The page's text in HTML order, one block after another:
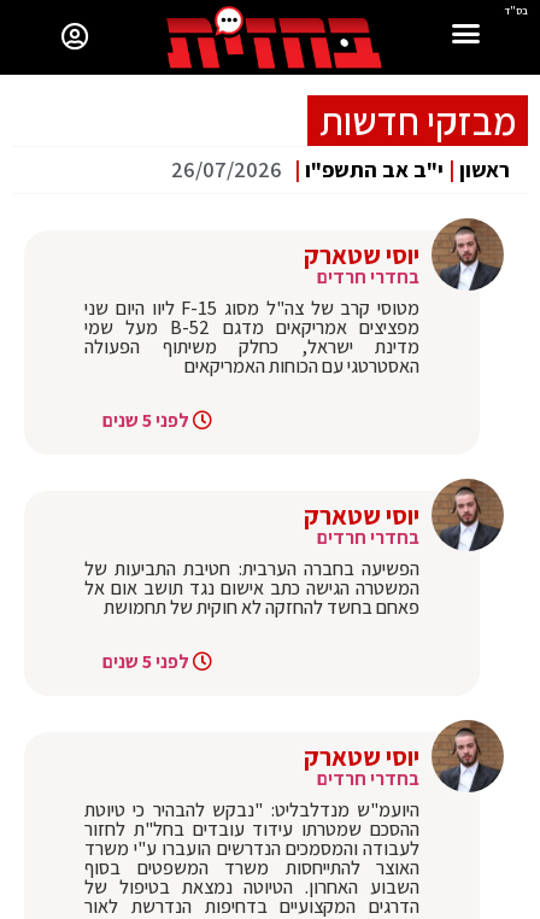
בס"ד
מבזקי חדשות
ראשון | י"ב אב התשפ"ו |
26/07/2026
יוסי שטארק
בחדרי חרדים
מטוסי קרב של צה"ל מסוג F-15 ליוו היום שני
מפציצים אמריקאים מדגם B-52 מעל שמי
מדינת ישראל, כחלק משיתוף הפעולה
האסטרטגי עם הכוחות האמריקאים
לפני 5 שנים
יוסי שטארק
בחדרי חרדים
הפשיעה בחברה הערבית: חטיבת התביעות של
המשטרה הגישה כתב אישום נגד תושב אום אל
פאחם בחשד להחזקה לא חוקית של תחמושת
לפני 5 שנים
יוסי שטארק
בחדרי חרדים
היועמ"ש מנדלבליט: "נבקש להבהיר כי טיוטת
ההסכם שמטרתו עידוד עובדים בחל"ת לחזור
לעבודה והמסמכים הנדרשים הועברו ע"י משרד
האוצר להתייחסות משרד המשפטים בסוף
השבוע האחרון. הטיוטה נמצאת בטיפול של
הדרגים המקצועיים בדחיפות הנדרשת לאור